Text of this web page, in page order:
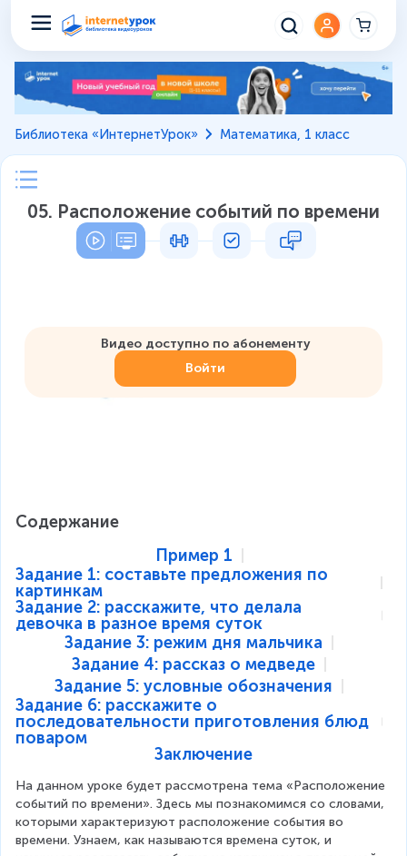
Библиотека «ИнтернетУрок» Математика, 1 класс
05. Расположение событий по времени
Видео доступно по абонементу
Войти
Содержание
Пример 1
Задание 1: составьте предложения по
картинкам
Задание 2: расскажите, что делала
девочка в разное время суток
Задание 3: режим дня мальчика
Задание 4: рассказ о медведе
Задание 5: условные обозначения
Задание 6: расскажите о
последовательности приготовления блюд
поваром
Заключение
На данном уроке будет рассмотрена тема «Расположение
событий по времени». Здесь мы познакомимся со словами,
которыми характеризуют расположение события во
времени. Узнаем, как называются времена суток, и